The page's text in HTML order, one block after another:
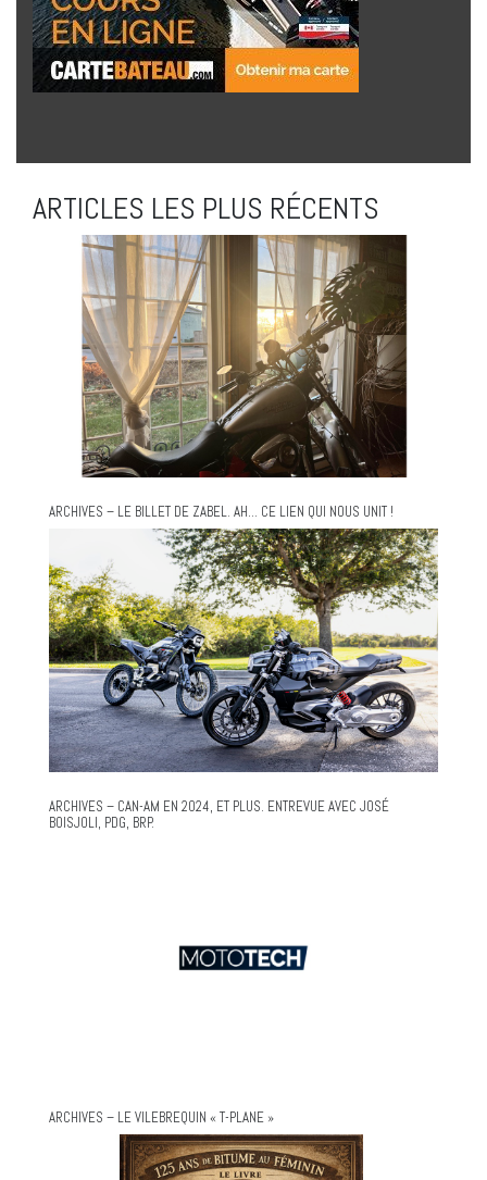
ARTICLES LES PLUS RÉCENTS
ARCHIVES – LE BILLET DE ZABEL. AH… CE LIEN QUI NOUS UNIT !
ARCHIVES – CAN-AM EN 2024, ET PLUS. ENTREVUE AVEC JOSÉ
BOISJOLI, PDG, BRP.
ARCHIVES – LE VILEBREQUIN « T-PLANE »